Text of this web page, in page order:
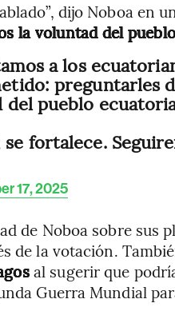
dijo Noboa en
la voluntad del
a los
preguntarles
pueblo
fortalece.
17, 2025
de Noboa sobre sus
de la votación.
al sugerir que
Guerra Mundial